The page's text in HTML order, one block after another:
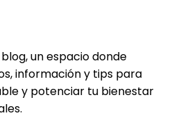
un espacio donde
información y tips para
y potenciar tu bienestar